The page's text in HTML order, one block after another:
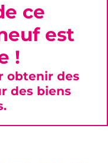
ce
est
!
obtenir des
des biens